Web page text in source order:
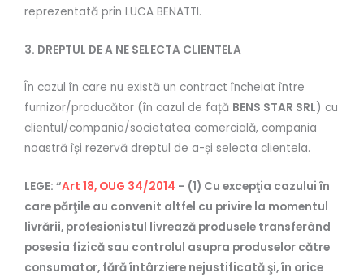
reprezentată prin LUCA BENATTI.
3. DREPTUL DE A NE SELECTA CLIENTELA
În cazul în care nu există un contract încheiat între
furnizor/producător (în cazul de față BENS STAR SRL) cu
clientul/compania/societatea comercială, compania
noastră își rezervă dreptul de a-și selecta clientela.
LEGE: “Art 18, OUG 34/2014 – (1) Cu excepţia cazului în
care părţile au convenit altfel cu privire la momentul
livrării, profesionistul livrează produsele transferând
posesia fizică sau controlul asupra produselor către
consumator, fără întârziere nejustificată şi, în orice